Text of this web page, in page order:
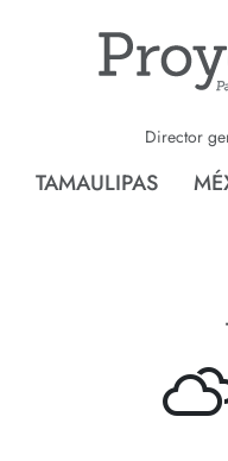
Director
TAMAULIPAS